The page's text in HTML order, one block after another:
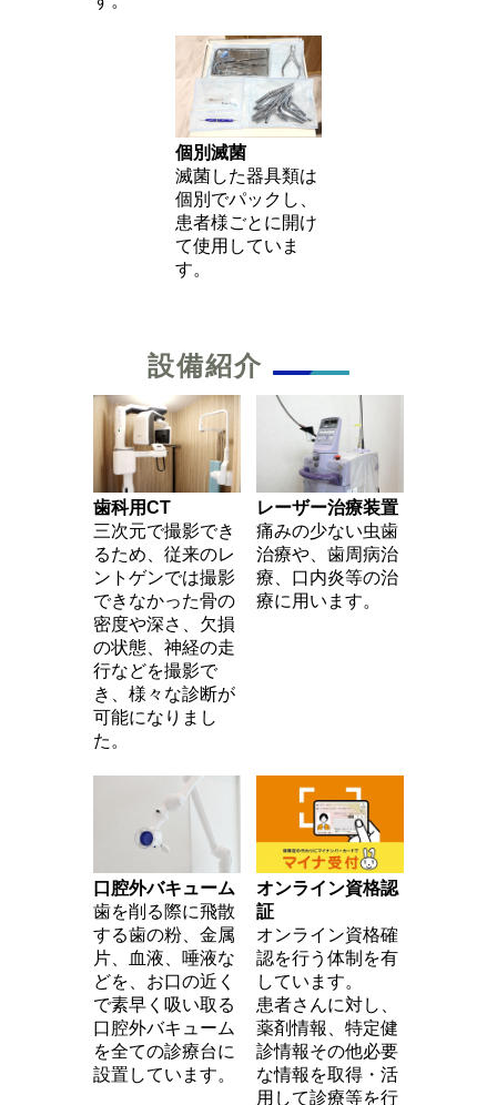
個別滅菌
滅菌した器具類は
個別でパックし、
患者様ごとに開け
て使用していま
す。
設備紹介
歯科用CT
三次元で撮影でき
るため、従来のレ
ントゲンでは撮影
できなかった骨の
密度や深さ、欠損
の状態、神経の走
行などを撮影で
き、様々な診断が
可能になりまし
た。
レーザー治療装置
痛みの少ない虫歯
治療や、歯周病治
療、口内炎等の治
療に用います。
口腔外バキューム
歯を削る際に飛散
する歯の粉、金属
片、血液、唾液な
どを、お口の近く
で素早く吸い取る
口腔外バキューム
を全ての診療台に
設置しています。
オンライン資格認
証
オンライン資格確
認を⾏う体制を有
しています。
患者さんに対し、
薬剤情報、特定健
診情報その他必要
な情報を取得・活
⽤して診療等を⾏